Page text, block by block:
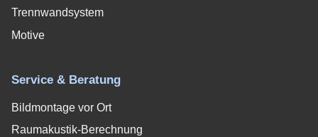
Trennwandsystem
Motive
Service & Beratung
Bildmontage vor Ort
Raumakustik-Berechnung